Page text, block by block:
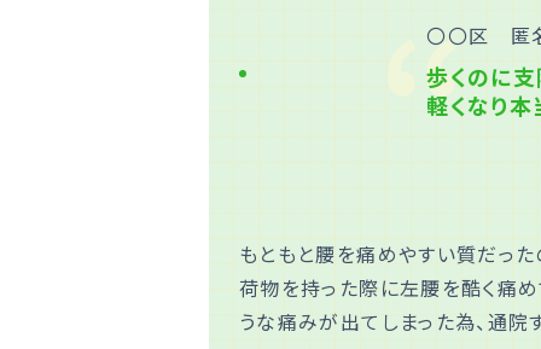
〇〇区 匿
歩くのに
軽くなり本
もともと腰を痛めやすい質だっ
荷物を持った際に左腰を酷く痛
うな痛みが出てしまった為、通